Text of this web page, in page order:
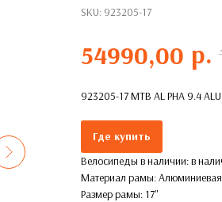
SKU: 923205-17
54990,00 р.
923205-17 MTB AL PHA 9.4
Где купить
Велосипеды в наличии: в
Материал рамы:
Размер рамы: 17''